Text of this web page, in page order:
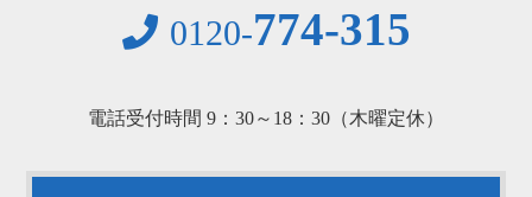
0120-774-315
電話受付時間 9：30～18：30（木曜定休）